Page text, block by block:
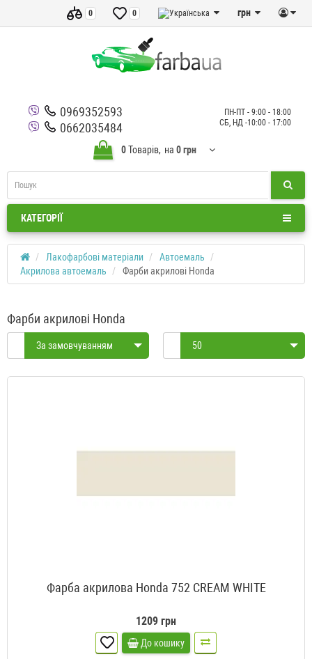
грн
0
0
0969352593
0662035484
ПН-ПТ - 9:00 - 18:00
СБ, НД -10:00 - 17:00
0Товарів, на 0 грн
КАТЕГОРІЇ
Лакофарбові матеріали
Автоемаль
Акрилова автоемаль
Фарби акрилові Honda
Фарби акрилові Honda
За замовчуванням 50
Фарба акрилова Honda 752 CREAM WHITE
1209 грн
До кошику